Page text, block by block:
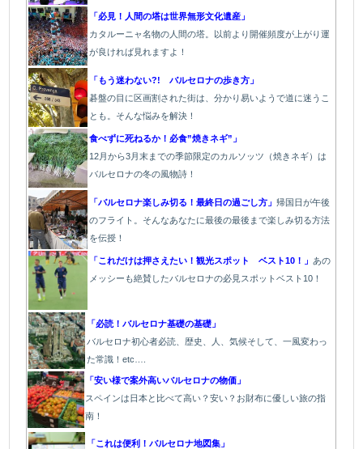
「必見！人間の塔は世界無形文化遺産」
カタルーニャ名物の人間の塔。以前より開催頻度が上がり運
が良ければ見れますよ！
「もう迷わない?! バルセロナの歩き方」
碁盤の目に区画割された街は、分かり易いようで道に迷うこ
とも。そんな悩みを解決！
食べずに死ねるか！必食”焼きネギ”」
12月から3月末までの季節限定のカルソッツ（焼きネギ）は
バルセロナの冬の風物詩！
「バルセロナ楽しみ切る！最終日の過ごし方」帰国日が午後
のフライト。そんなあなたに最後の最後まで楽しみ切る方法
を伝授！
「これだけは押さえたい！観光スポット ベスト10！」 あの
メッシーも絶賛したバルセロナの必見スポットベスト10！
「必読！バルセロナ基礎の基礎」
バルセロナ初心者必読、歴史、人、気候そして、一風変わっ
た常識！etc….
「安い様で案外高いバルセロナの物価」
スペインは日本と比べて高い？安い？お財布に優しい旅の指
南！
「これは便利！バルセロナ地図集」